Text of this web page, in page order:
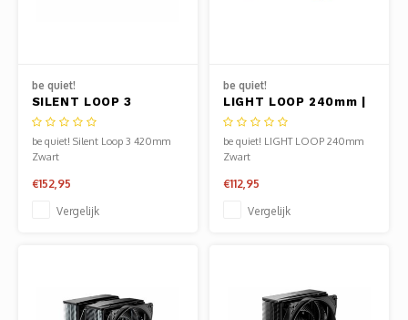
be quiet!
SILENT LOOP 3
420mm | All-in-One
CPU Waterkoeler |
Zwart
be quiet! Silent Loop 3 420mm
Zwart
€152,95
Vergelijk
be quiet!
LIGHT LOOP 240mm |
All-in-One CPU
Waterkoeler | Zwart
be quiet! LIGHT LOOP 240mm
Zwart
€112,95
Vergelijk